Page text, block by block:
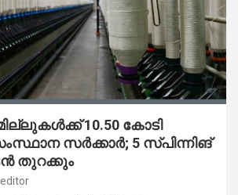
10.50 കോടി
സർക്കാർ; 5 സ്പിന്നിങ്
തുറക്കും
editor